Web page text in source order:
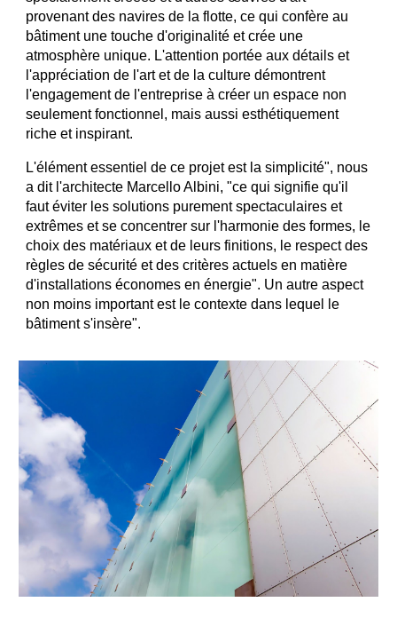
provenant des navires de la flotte, ce qui confère au
bâtiment une touche d'originalité et crée une
atmosphère unique. L'attention portée aux détails et
l'appréciation de l'art et de la culture démontrent
l'engagement de l'entreprise à créer un espace non
seulement fonctionnel, mais aussi esthétiquement
riche et inspirant.
L'élément essentiel de ce projet est la simplicité", nous
a dit l'architecte Marcello Albini, "ce qui signifie qu'il
faut éviter les solutions purement spectaculaires et
extrêmes et se concentrer sur l'harmonie des formes, le
choix des matériaux et de leurs finitions, le respect des
règles de sécurité et des critères actuels en matière
d'installations économes en énergie". Un autre aspect
non moins important est le contexte dans lequel le
bâtiment s'insère".